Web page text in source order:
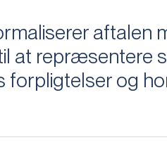
at repræsentere
forpligtelser og